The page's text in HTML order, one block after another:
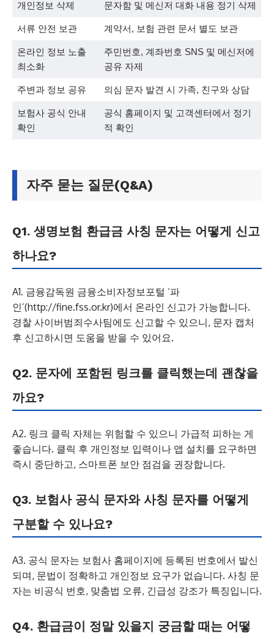
개인정보 삭제 문자함 및 메신저 대화 내용 정기 삭제
서류 안전 보관 계약서, 보험 관련 문서 별도 보관
온라인 정보 노출
최소화
주민번호, 계좌번호 SNS 및 메신저에
공유 자제
주변과 정보 공유 의심 문자 발견 시 가족, 친구와 상담
보험사 공식 안내
확인
공식 홈페이지 및 고객센터에서 정기
적 확인
자주 묻는 질문(Q&A)
Q1. 생명보험 환급금 사칭 문자는 어떻게 신고
하나요?
A1. 금융감독원 금융소비자정보포털 ‘파
인’(http://fine.fss.or.kr)에서 온라인 신고가 가능합니다.
경찰 사이버범죄수사팀에도 신고할 수 있으니, 문자 캡처
후 신고하시면 도움을 받을 수 있어요.
Q2. 문자에 포함된 링크를 클릭했는데 괜찮을
까요?
A2. 링크 클릭 자체는 위험할 수 있으니 가급적 피하는 게
좋습니다. 클릭 후 개인정보 입력이나 앱 설치를 요구하면
즉시 중단하고, 스마트폰 보안 점검을 권장합니다.
Q3. 보험사 공식 문자와 사칭 문자를 어떻게
구분할 수 있나요?
A3. 공식 문자는 보험사 홈페이지에 등록된 번호에서 발신
되며, 문법이 정확하고 개인정보 요구가 없습니다. 사칭 문
자는 비공식 번호, 맞춤법 오류, 긴급성 강조가 특징입니다.
Q4. 환급금이 정말 있을지 궁금할 때는 어떻